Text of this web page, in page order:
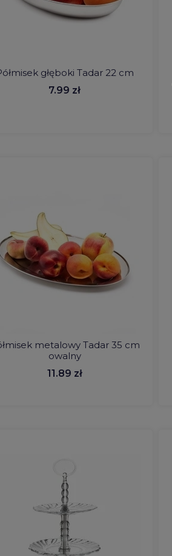
głęboki Tadar 22 cm
7.99 zł
metalowy Tadar 35 cm
owalny
11.89 zł